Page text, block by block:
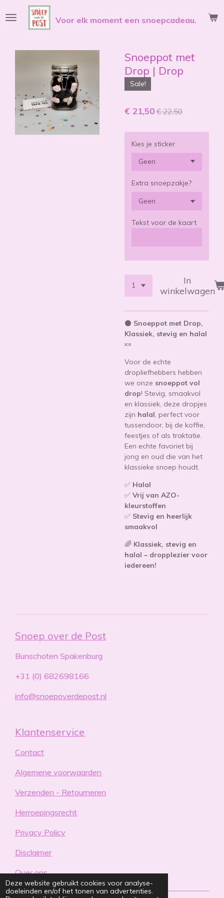
Deze website gebruikt cookies voor analyse-
doeleinden en/of het tonen van advertenties.
direct
hoofdinhoud
Voor elk moment een snoepcadeau.
Snoeppot met
Drop | Drop
Sale!
€ 21,50 € 22,50
Kies je sticker
Extra snoepzakje?
Tekst voor de kaart
In
winkelwagen
⚫ Snoeppot met Drop,
Klassiek, stevig en halal
🍬
Voor de echte
dropliefhebbers hebben
we onze snoeppot vol
drop! Stevig, smaakvol
en klassiek, deze dropjes
zijn halal, perfect voor
tussendoor, bij de koffie,
feestjes of als traktatie.
Een echte favoriet bij
jong en oud die van het
klassieke snoep houdt.
✅ Halal
✅ Vrij van AZO-
kleurstoffen
✅ Stevig en heerlijk
smaakvol
🌈 Klassiek, stevig en
halal – dropplezier voor
iedereen!
Snoep over de Post
Bunschoten Spakenburg
+31 (0) 682698166
info@snoepoverdepost.nl
Klantenservice
Contact
Algemene voorwaarden
Verzenden - Retourneren
Herroepingsrecht
Privacy Policy
Disclaimer
Over ons